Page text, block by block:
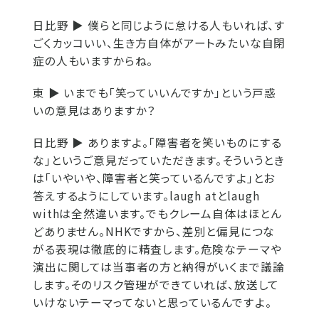
日比野 ▶僕らと同じように怠ける人もいれば、す
ごくカッコいい、生き方自体がアートみたいな自閉
症の人もいますからね。
東 ▶ いまでも「笑っていいんですか」という戸惑
いの意見はありますか？
日比野 ▶ ありますよ。「障害者を笑いものにする
な」というご意見だっていただきます。そういうとき
は「いやいや、障害者と笑っているんですよ」とお
答えするようにしています。laugh atとlaugh
withは全然違います。でもクレーム自体はほとん
どありません。NHKですから、差別と偏見につな
がる表現は徹底的に精査します。危険なテーマや
演出に関しては当事者の方と納得がいくまで議論
します。そのリスク管理ができていれば、放送して
いけないテーマってないと思っているんですよ。